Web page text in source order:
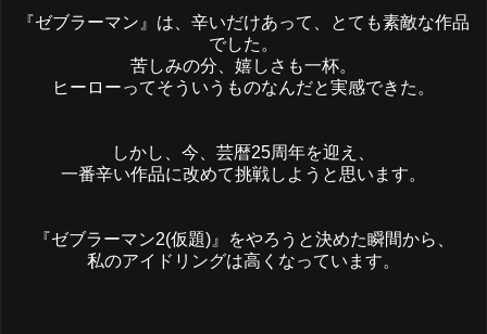
『ゼブラーマン』は、辛いだけあって、とても素敵な作品
でした。
苦しみの分、嬉しさも一杯。
ヒーローってそういうものなんだと実感できた。
しかし、今、芸暦25周年を迎え、
一番辛い作品に改めて挑戦しようと思います。
『ゼブラーマン2(仮題)』をやろうと決めた瞬間から、
私のアイドリングは高くなっています。